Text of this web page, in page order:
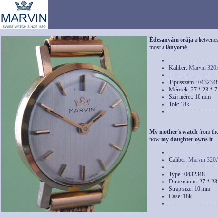
Édesanyám órája a
most a lányomé.
Kaliber: Marvin
Típusszám : 0432348
Méretek: 27 * 23 * 7
Szíj méret: 10 mm
Tok: 18k
My mother's watch from
now my daughter owns it.
Caliber: Marvin
Type : 0432348
Dimensions: 27 *
Strap size: 10 mm
Case: 18k